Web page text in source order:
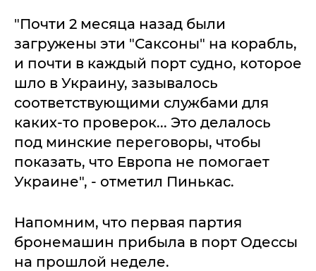
"Почти 2 месяца назад были
загружены эти "Саксоны" на корабль,
и почти в каждый порт судно, которое
шло в Украину, зазывалось
соответствующими службами для
каких-то проверок... Это делалось
под минские переговоры, чтобы
показать, что Европа не помогает
Украине", - отметил Пинькас.
Напомним, что первая партия
бронемашин прибыла в порт Одессы
на прошлой неделе.